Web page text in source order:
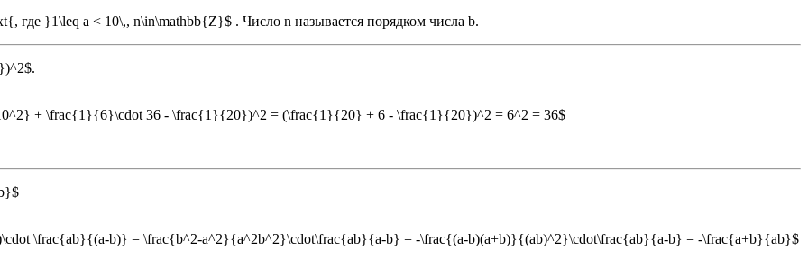
где }1\leq a < 10\,, n\in\mathbb{Z}$ . Число n называется порядком числа b.
+ \frac{1}{6}\cdot 36 - \frac{1}{20})^2 = (\frac{1}{20} + 6 - \frac{1}{20})^2 = 6^2 = 36$
\frac{ab}{(a-b)} = \frac{b^2-a^2}{a^2b^2}\cdot\frac{ab}{a-b} = -\frac{(a-b)(a+b)}{(ab)^2}\cdot\frac{ab}{a-b} = -\frac{a+b}{ab}$